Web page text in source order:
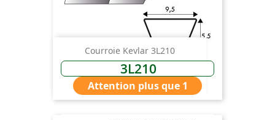
Courroie Kevlar 3L210
3L210
Attention plus que 1